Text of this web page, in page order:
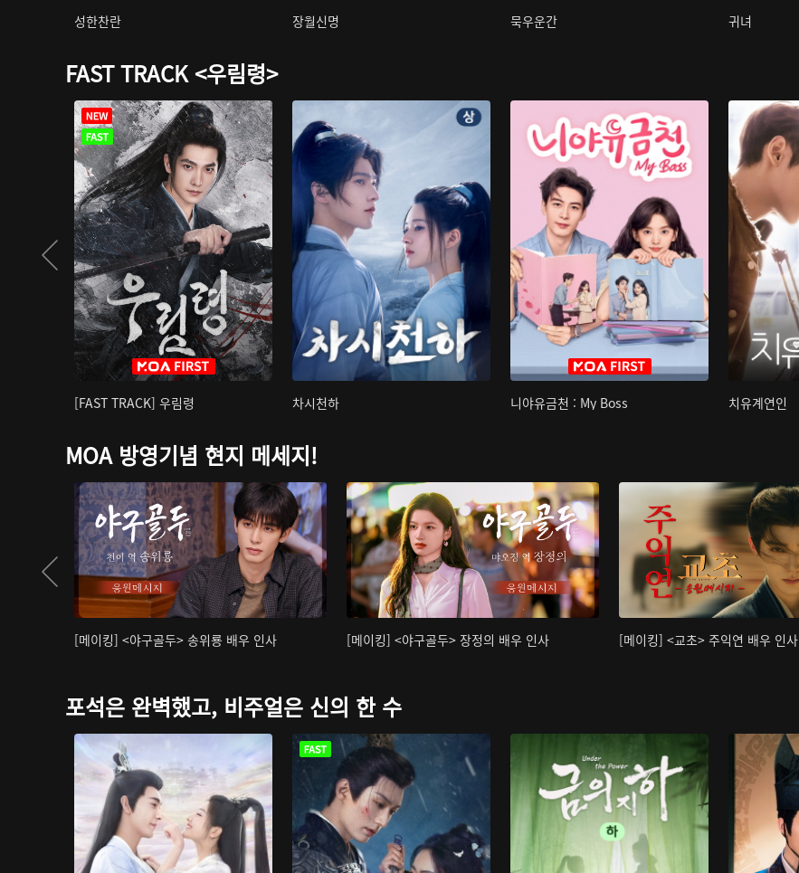
성한찬란 장월신명 묵우운간 귀녀
FAST TRACK <우림령>
[FAST TRACK] 우림령 차시천하 니야유금천 : My Boss 치유계연인
MOA 방영기념 현지 메세지!
[메이킹] <야구골두> 송위룡 배우 인사 [메이킹] <야구골두> 장정의 배우 인사 [메이킹] <교초> 주익연 배우 인사
포석은 완벽했고, 비주얼은 신의 한 수